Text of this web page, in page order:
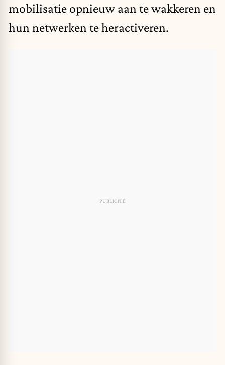
mobilisatie opnieuw aan te wakkeren en
hun netwerken te heractiveren.